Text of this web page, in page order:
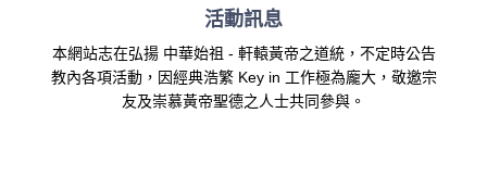
活動訊息
本網站志在弘揚 中華始祖 - 軒轅黃帝之道統，不定時公告
教內各項活動，因經典浩繁 Key in 工作極為龐大，敬邀宗
友及崇慕黃帝聖德之人士共同參與。